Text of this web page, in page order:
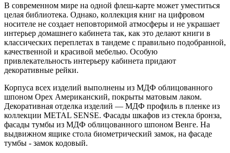
В современном мире на одной флеш-карте может уместиться
целая библиотека. Однако, коллекция книг на цифровом
носителе не создает неповторимой атмосферы и не украшает
интерьер домашнего кабинета так, как это делают книги в
классических переплетах в тандеме с правильно подобранной,
качественной и красивой мебелью. Особую
привлекательность интерьеру кабинета придают
декоративные рейки.
Корпуса всех изделий выполнены из МДФ облицованного
шпоном Орех Американский, покрыты матовым лаком.
Декоративная отделка изделий — МДФ профиль в пленке из
коллекции METAL SENSE. Фасады шкафов из стекла бронза,
фасады тумбы из МДФ облицованного шпоном Венге. На
выдвижном ящике стола биометрический замок, на фасаде
тумбы - замок кодовый.